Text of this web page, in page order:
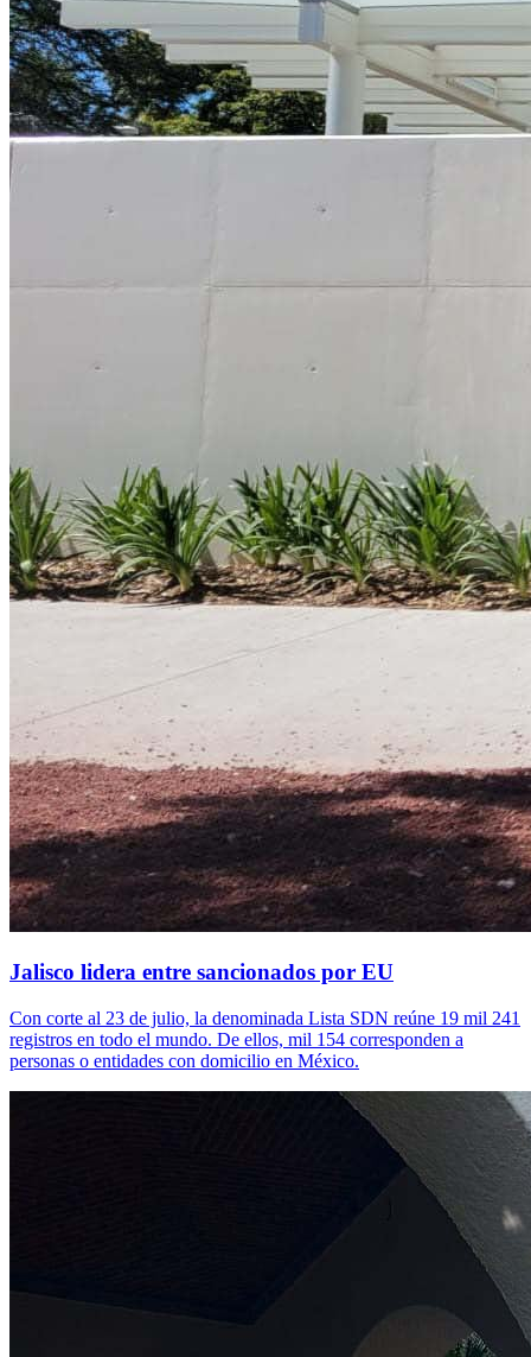
Jalisco lidera entre sancionados por EU
Con corte al 23 de julio, la denominada Lista SDN reúne 19 mil 241
registros en todo el mundo. De ellos, mil 154 corresponden a
personas o entidades con domicilio en México.